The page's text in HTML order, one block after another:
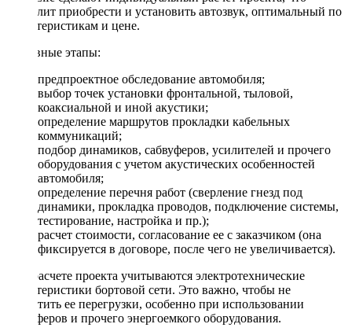
позволит приобрести и установить автозвук, оптимальный по
характеристикам и цене.
Основные этапы:
предпроектное обследование автомобиля;
выбор точек установки фронтальной, тыловой,
коаксиальной и иной акустики;
определение маршрутов прокладки кабельных
коммуникаций;
подбор динамиков, сабвуферов, усилителей и прочего
оборудования с учетом акустических особенностей
автомобиля;
определение перечня работ (сверление гнезд под
динамики, прокладка проводов, подключение системы,
тестирование, настройка и пр.);
расчет стоимости, согласование ее с заказчиком (она
фиксируется в договоре, после чего не увеличивается).
При расчете проекта учитываются электротехнические
характеристики бортовой сети. Это важно, чтобы не
допустить ее перегрузки, особенно при использовании
сабвуферов и прочего энергоемкого оборудования.